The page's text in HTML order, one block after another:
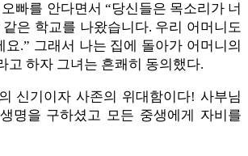
빠를 안다면서 “당신들은 목소리가 너
은 학교를 나왔습니다. 우리 어머니도
요.” 그래서 나는 집에 돌아가 어머니의
고 하자 그녀는 흔쾌히 동의했다.
신기이자 사존의 위대함이다! 사부님
명을 구하셨고 모든 중생에게 자비를